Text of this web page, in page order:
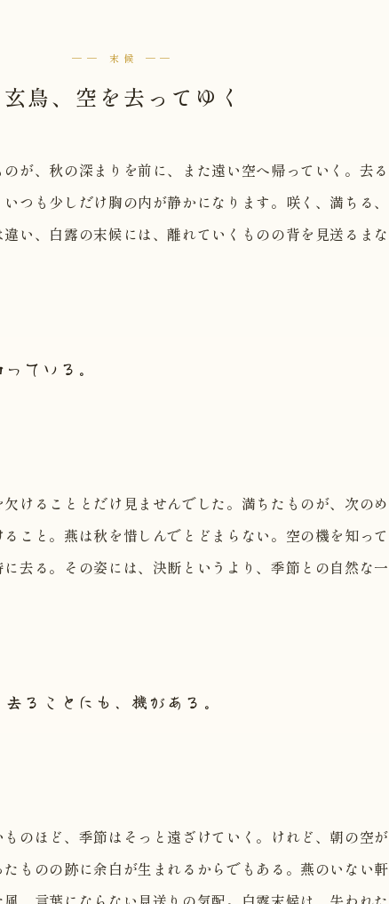
── 末候 ──
玄鳥、空を去ってゆく
が、秋の深まりを前に、また遠い空へ帰っていく。去る
つも少しだけ胸の内が静かになります。咲く、満ちる、
い、白露の末候には、離れていくものの背を見送るまな
ている。
けることとだけ見ませんでした。満ちたものが、次のめ
こと。燕は秋を惜しんでとどまらない。空の機を知って
去る。その姿には、決断というより、季節との自然な一
ることにも、機がある。
のほど、季節はそっと遠ざけていく。けれど、朝の空が
ものの跡に余白が生まれるからでもある。燕のいない軒